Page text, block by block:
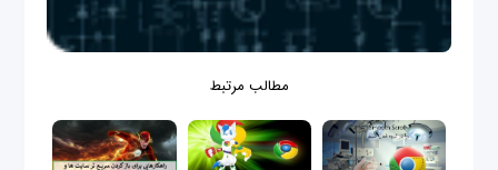
مطالب مرتبط